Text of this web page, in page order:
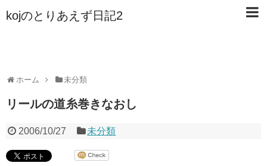
kojのとりあえず日記2
ホーム 未分類
リールの道糸巻きなおし
2006/10/27 未分類